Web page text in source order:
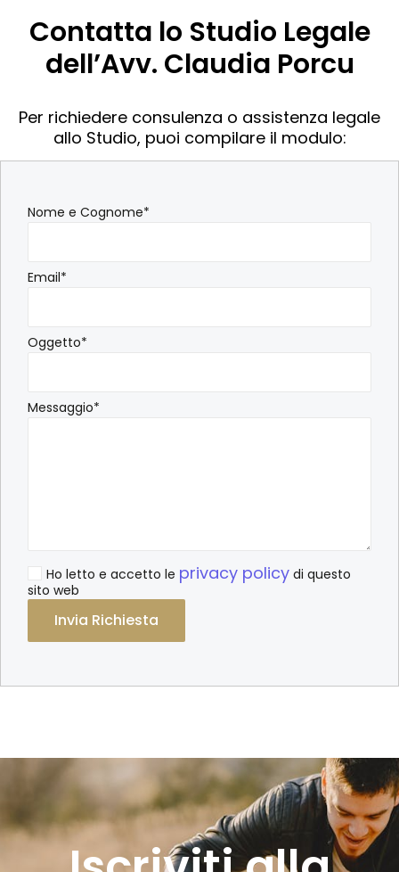
Contatta lo Studio Legale
dell’Avv. Claudia Porcu
Per richiedere consulenza o assistenza legale
allo Studio, puoi compilare il modulo:
Nome e Cognome*
Email*
Oggetto*
Messaggio*
Ho letto e accetto le privacy policy di questo
sito web